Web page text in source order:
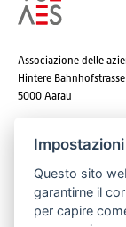
Associazione delle
Hintere
5000 Aarau
E-mail:info@strom.ch
Questo sito
garantirne il
per capire